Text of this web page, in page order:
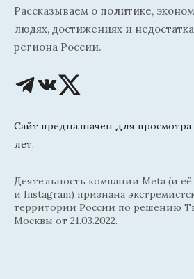
Рассказываем о политике,
людях, достижениях и
региона России.
Сайт предназначен для
лет.
Деятельность компании Meta (и её
и Instagram) признана
территории России по решению
Москвы от 21.03.2022.